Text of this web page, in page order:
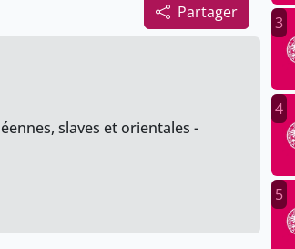
Partager
slaves et orientales -
3
4
5